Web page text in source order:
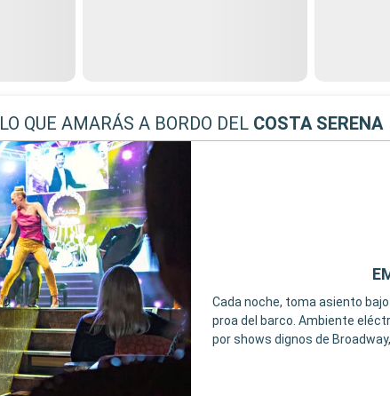
LO QUE AMARÁS A BORDO DEL COSTA SERENA
Cada noche, toma asiento
proa del barco. Ambiente
por shows dignos de